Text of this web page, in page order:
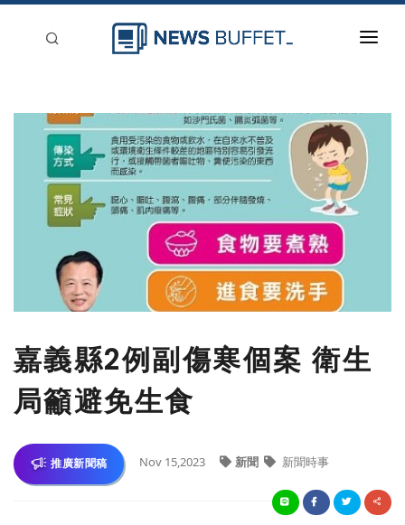
新聞稿分類
登入
刊登
嘉義縣2例副傷寒個案 衛生
局籲避免生食
推廣新聞稿 Nov 15,2023 新聞 新聞時事